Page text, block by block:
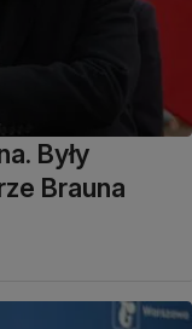
Były
Brauna